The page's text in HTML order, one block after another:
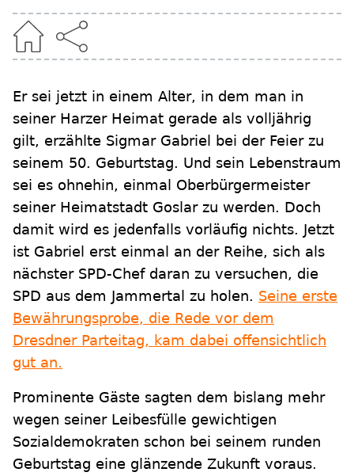
Er sei jetzt in einem Alter, in dem man in
seiner Harzer Heimat gerade als volljährig
gilt, erzählte Sigmar Gabriel bei der Feier zu
seinem 50. Geburtstag. Und sein Lebenstraum
sei es ohnehin, einmal Oberbürgermeister
seiner Heimatstadt Goslar zu werden. Doch
damit wird es jedenfalls vorläufig nichts. Jetzt
ist Gabriel erst einmal an der Reihe, sich als
nächster SPD-Chef daran zu versuchen, die
SPD aus dem Jammertal zu holen. Seine erste
Bewährungsprobe, die Rede vor dem
Dresdner Parteitag, kam dabei offensichtlich
gut an.
Prominente Gäste sagten dem bislang mehr
wegen seiner Leibesfülle gewichtigen
Sozialdemokraten schon bei seinem runden
Geburtstag eine glänzende Zukunft voraus.